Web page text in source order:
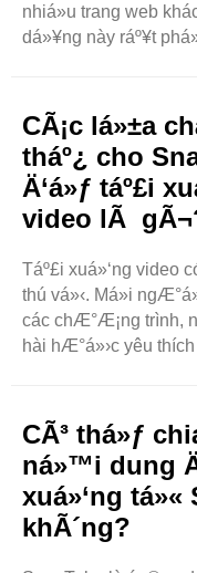
nhiá»u trang web
dá»¥ng này ráº¥t
Báº¡n có thá»ƒ tìm
tháº­m chí cáº£ danh
chá»‰ báº±ng vài
Báº¡n có thá»ƒ ..
CÃ¡c lá»±a
tháº¿ cho
Ä‘á»ƒ táº£i
video lÃ
Táº£i xuá»‘ng video
thú vá»‹. Má»i
các chÆ°Æ¡ng trình,
hài hÆ°á»›c yêu
NhÆ°ng còn nhiá»u
khác. Trong blog này,
khám phá các ..
CÃ³ thá»ƒ
ná»™i dung
xuá»‘ng tá»«
khÃ´ng?